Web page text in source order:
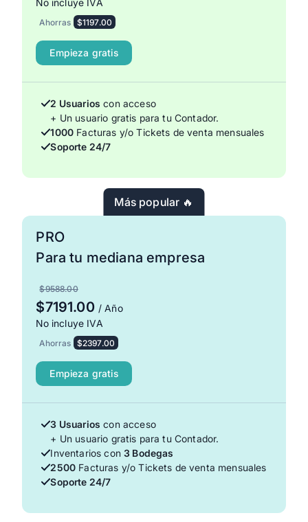
No incluye IVA
Ahorras $1197.00
Empieza gratis
2 Usuarios con acceso
+ Un usuario gratis para tu Contador.
1000 Facturas y/o Tickets de venta mensuales
Soporte 24/7
Más popular 🔥
PRO
Para tu mediana empresa
$9588.00
$7191.00 / Año
No incluye IVA
Ahorras $2397.00
Empieza gratis
3 Usuarios con acceso
+ Un usuario gratis para tu Contador.
Inventarios con3 Bodegas
2500 Facturas y/o Tickets de venta mensuales
Soporte 24/7